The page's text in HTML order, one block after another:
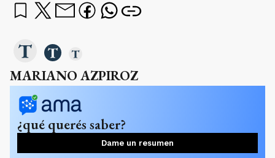
MARIANO AZPIROZ
¿qué querés saber?
Dame un resumen